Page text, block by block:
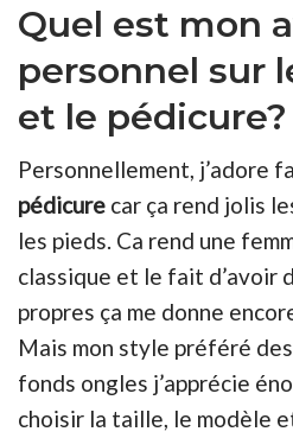
Quel est mon
personnel sur
et le pédicure?
Personnellement, j’adore
pédicure car ça rend jolis
les pieds. Ca rend une
classique et le fait d’avoir
propres ça me donne
Mais mon style préféré
fonds ongles j’apprécie
choisir la taille, le modèle